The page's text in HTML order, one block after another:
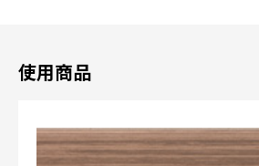
使用商品